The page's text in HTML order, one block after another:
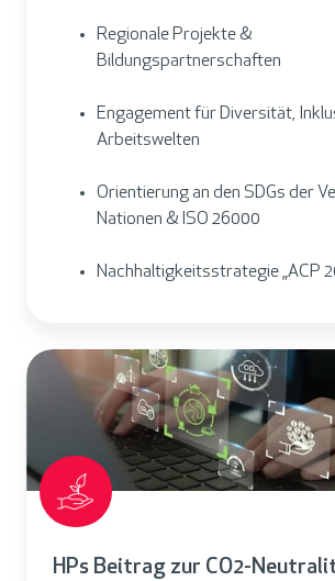
Regionale Projekte &
Bildungspartnerschaften
Engagement für Diversität,
Arbeitswelten
Orientierung an den SDGs der
Nationen & ISO 26000
Nachhaltigkeitsstrategie „ACP
HPs Beitrag zur CO2-